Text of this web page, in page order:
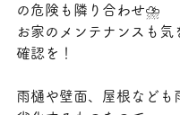
の危険も隣り合わせ⛈️
お家のメンテナンスも気
確認を！
雨樋や壁面、屋根なども